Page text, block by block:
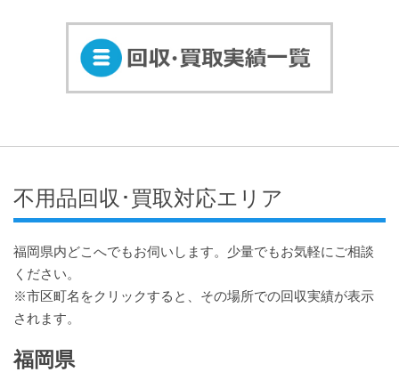
不用品回収･買取対応エリア
福岡県内どこへでもお伺いします。少量でもお気軽にご相談
ください。
※市区町名をクリックすると、その場所での回収実績が表示
されます。
福岡県